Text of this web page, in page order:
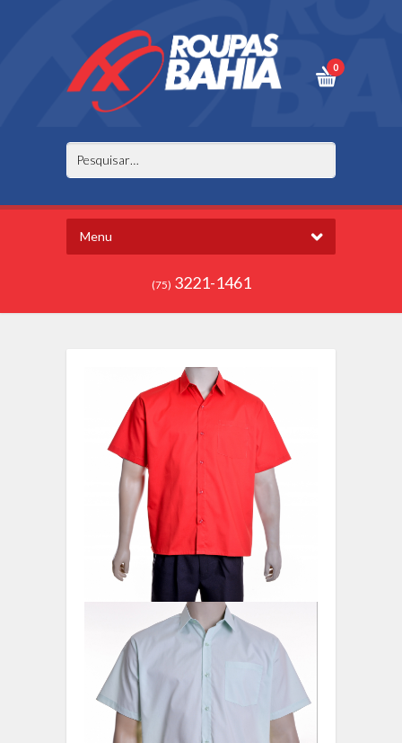
0
Menu
(75) 3221-1461